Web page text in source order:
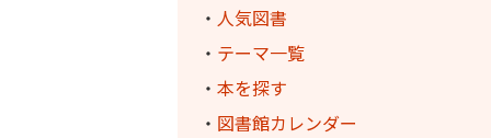
・ 人気図書
・ テーマ一覧
・ 本を探す
・ 図書館カレンダー